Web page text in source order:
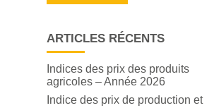
ARTICLES RÉCENTS
Indices des prix des produits
agricoles – Année 2026
Indice des prix de production et